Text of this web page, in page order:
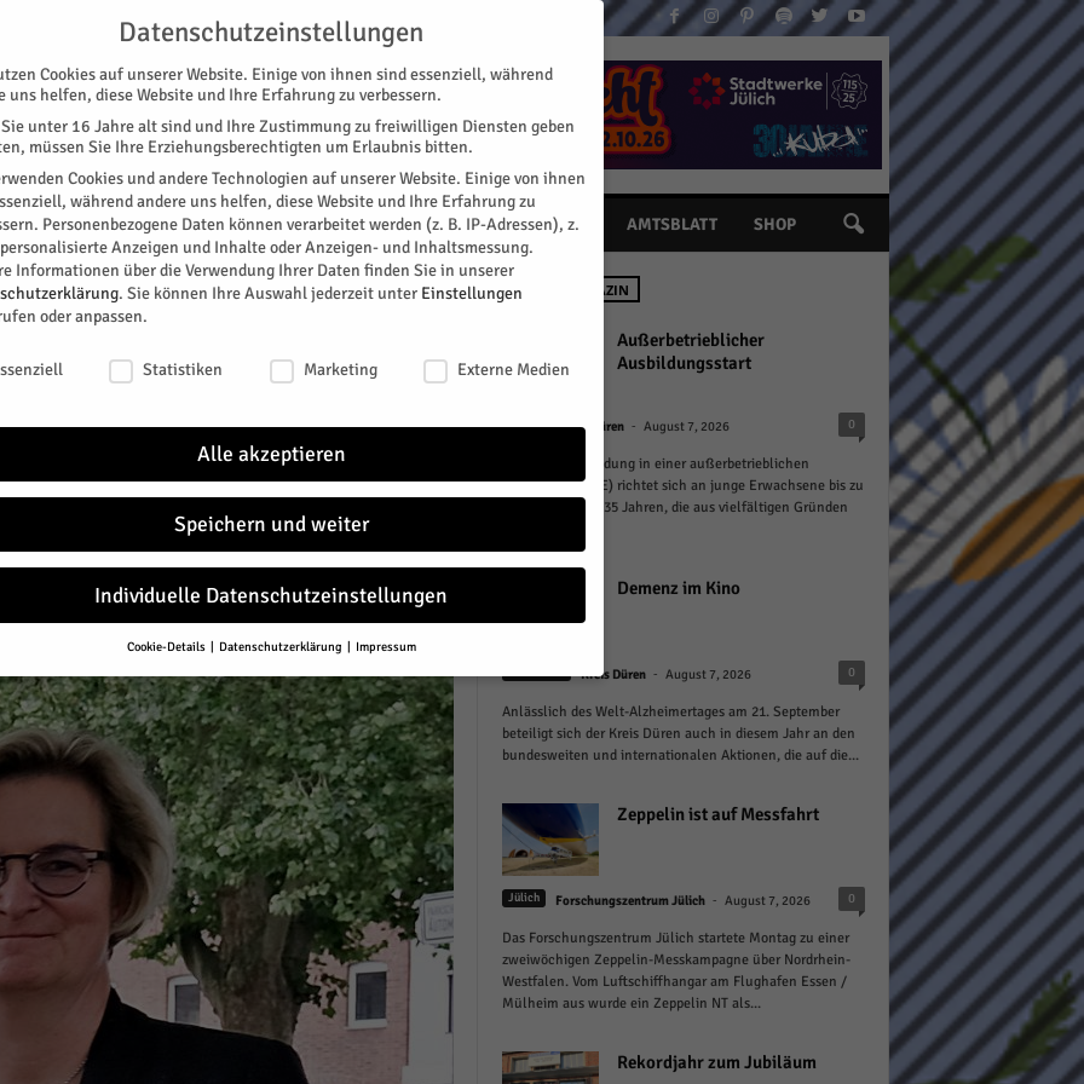
KONTAKT IMPRESSUM
SPEZIAL E-PAPER KINO GALERIE TERMINE AMTSBLATT SHOP
2021
die Laudatio auf den Bürgerbus
"Jülicher Klippe", die seit 2015 wieder jährlich
NEU IM MAGAZIN
Außerbetrieblicher
Ausbildungsstart
Region Kreis Düren - August 7, 2026 0
Die Berufsausbildung in einer außerbetrieblichen
Einrichtung (BaE) richtet sich an junge Erwachsene bis zu
einem Alter von 35 Jahren, die aus vielfältigen Gründen
Demenz im Kino
Kreis Düren - August 7, 2026 0
Anlässlich des Welt-Alzheimertages am 21. September
beteiligt sich der Kreis Düren auch in diesem Jahr an den
bundesweiten und internationalen Aktionen, die auf die...
Zeppelin ist auf Messfahrt
Jülich Forschungszentrum Jülich - August 7, 2026 0
Das Forschungszentrum Jülich startete Montag zu einer
zweiwöchigen Zeppelin-Messkampagne über Nordrhein-
Westfalen. Vom Luftschiffhangar am Flughafen Essen /
Mülheim aus wurde ein Zeppelin NT als...
Rekordjahr zum Jubiläum
Datenschutzeinstellungen
Cookies auf unserer Website. Einige von ihnen sind essenziell, während
uns helfen, diese Website und Ihre Erfahrung zu verbessern.
unter 16 Jahre alt sind und Ihre Zustimmung zu freiwilligen Diensten geben
müssen Sie Ihre Erziehungsberechtigten um Erlaubnis bitten.
Cookies und andere Technologien auf unserer Website. Einige von ihnen
während andere uns helfen, diese Website und Ihre Erfahrung zu
Personenbezogene Daten können verarbeitet werden (z. B. IP-Adressen), z.
Anzeigen und Inhalte oder Anzeigen- und Inhaltsmessung.
Informationen über die Verwendung Ihrer Daten finden Sie in unserer
. Sie können Ihre Auswahl jederzeit unter Einstellungen
oder anpassen.
Statistiken Marketing Externe Medien
Alle akzeptieren
Speichern und weiter
Individuelle Datenschutzeinstellungen
Cookie-Details Datenschutzerklärung Impressum
Datenschutzeinstellungen
unter 16 Jahre alt sind und Ihre Zustimmung zu freiwilligen Diensten geben
müssen Sie Ihre Erziehungsberechtigten um Erlaubnis bitten.
Cookies und andere Technologien auf unserer Website. Einige von ihnen
während andere uns helfen, diese Website und Ihre Erfahrung zu
Personenbezogene Daten können verarbeitet werden (z. B. IP-Adressen), z.
personalisierte Anzeigen und Inhalte oder Anzeigen- und Inhaltsmessung.
Informationen über die Verwendung Ihrer Daten finden Sie in unserer
Sie eine Übersicht über alle verwendeten Cookies. Sie können Ihre
zu ganzen Kategorien geben oder sich weitere Informationen anzeigen
und so nur bestimmte Cookies auswählen.
und weiter